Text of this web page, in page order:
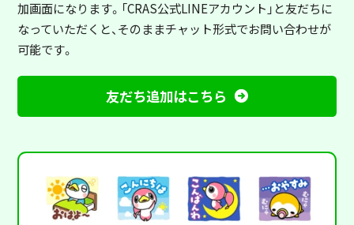
加画面になります。「CRAS公式LINEアカウント」と友だちに
なっていただくと、そのままチャット形式でお問い合わせが
可能です。
友だち追加はこちら